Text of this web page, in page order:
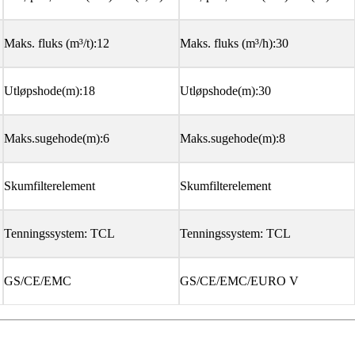
Maks. fluks (m³/t):12 Maks. fluks (m³/h):30
Utløpshode(m):18 Utløpshode(m):30
Maks.sugehode(m):6 Maks.sugehode(m):8
Skumfilterelement Skumfilterelement
Tenningssystem: TCL Tenningssystem: TCL
GS/CE/EMC GS/CE/EMC/EURO V